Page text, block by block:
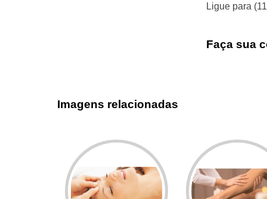
Ligue para
Faça sua
Imagens relacionadas